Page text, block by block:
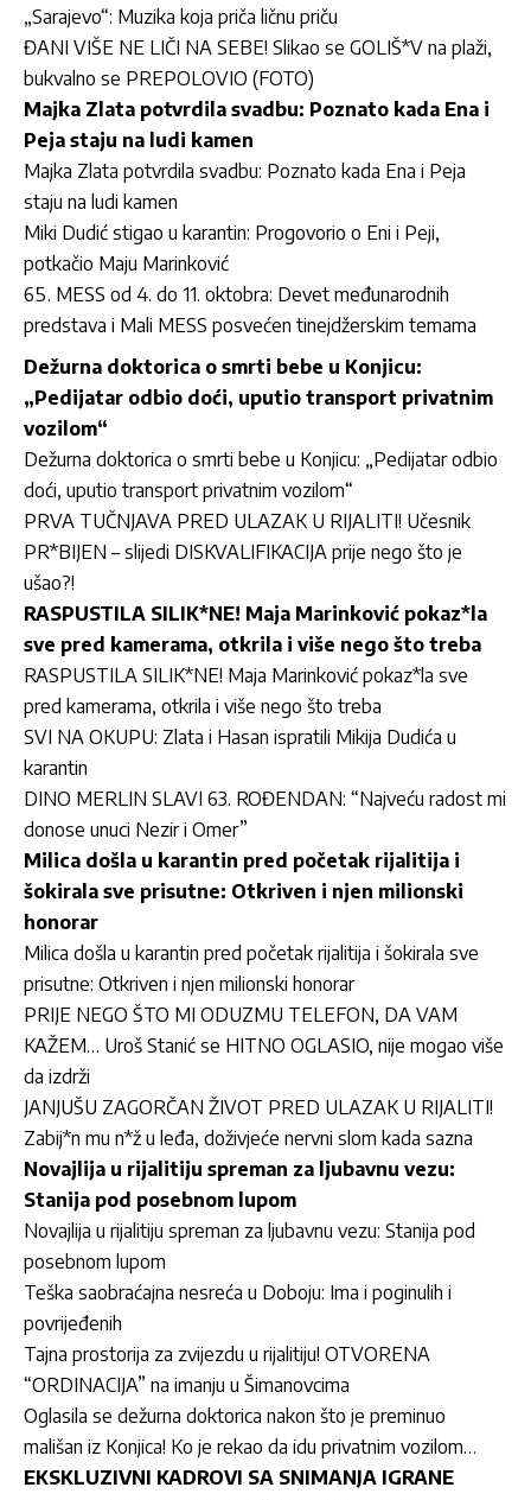
„Sarajevo“: Muzika koja priča ličnu priču
ĐANI VIŠE NE LIČI NA SEBE! Slikao se GOLIŠ*V na plaži,
bukvalno se PREPOLOVIO (FOTO)
Majka Zlata potvrdila svadbu: Poznato kada Ena i
Peja staju na ludi kamen
Majka Zlata potvrdila svadbu: Poznato kada Ena i Peja
staju na ludi kamen
Miki Dudić stigao u karantin: Progovorio o Eni i Peji,
potkačio Maju Marinković
MESS od 4. do 11. oktobra: Devet međunarodnih
predstava i Mali MESS posvećen tinejdžerskim temama
Dežurna doktorica o smrti bebe u Konjicu:
„Pedijatar odbio doći, uputio transport privatnim
vozilom“
Dežurna doktorica o smrti bebe u Konjicu: „Pedijatar odbio
doći, uputio transport privatnim vozilom“
PRVA TUČNJAVA PRED ULAZAK U RIJALITI! Učesnik
PR*BIJEN – slijedi DISKVALIFIKACIJA prije nego što je
ušao?!
RASPUSTILA SILIK*NE! Maja Marinković pokaz*la
sve pred kamerama, otkrila i više nego što treba
RASPUSTILA SILIK*NE! Maja Marinković pokaz*la sve
pred kamerama, otkrila i više nego što treba
SVI NA OKUPU: Zlata i Hasan ispratili Mikija Dudića u
karantin
DINO MERLIN SLAVI 63. ROĐENDAN: “Najveću radost mi
donose unuci Nezir i Omer”
Milica došla u karantin pred početak rijalitija i
šokirala sve prisutne: Otkriven i njen milionski
honorar
Milica došla u karantin pred početak rijalitija i šokirala sve
prisutne: Otkriven i njen milionski honorar
PRIJE NEGO ŠTO MI ODUZMU TELEFON, DA VAM
KAŽEM… Uroš Stanić se HITNO OGLASIO, nije mogao više
da izdrži
JANJUŠU ZAGORČAN ŽIVOT PRED ULAZAK U RIJALITI!
Zabij*n mu n*ž u leđa, doživjeće nervni slom kada sazna
Novajlija u rijalitiju spreman za ljubavnu vezu:
Stanija pod posebnom lupom
Novajlija u rijalitiju spreman za ljubavnu vezu: Stanija pod
posebnom lupom
Teška saobraćajna nesreća u Doboju: Ima i poginulih i
povrijeđenih
Tajna prostorija za zvijezdu u rijalitiju! OTVORENA
“ORDINACIJA” na imanju u Šimanovcima
Oglasila se dežurna doktorica nakon što je preminuo
mališan iz Konjica! Ko je rekao da idu privatnim vozilom…
EKSKLUZIVNI KADROVI SA SNIMANJA IGRANE